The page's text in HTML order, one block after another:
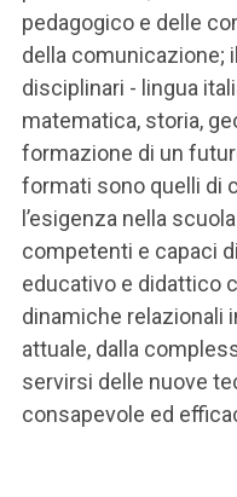
pedagogico e delle
della comunicazione;
disciplinari - lingua
matematica, storia,
formazione di un
formati sono quelli di
l’esigenza nella
competenti e capaci
educativo e didattico
dinamiche relazionali
attuale, dalla
servirsi delle nuove
consapevole ed